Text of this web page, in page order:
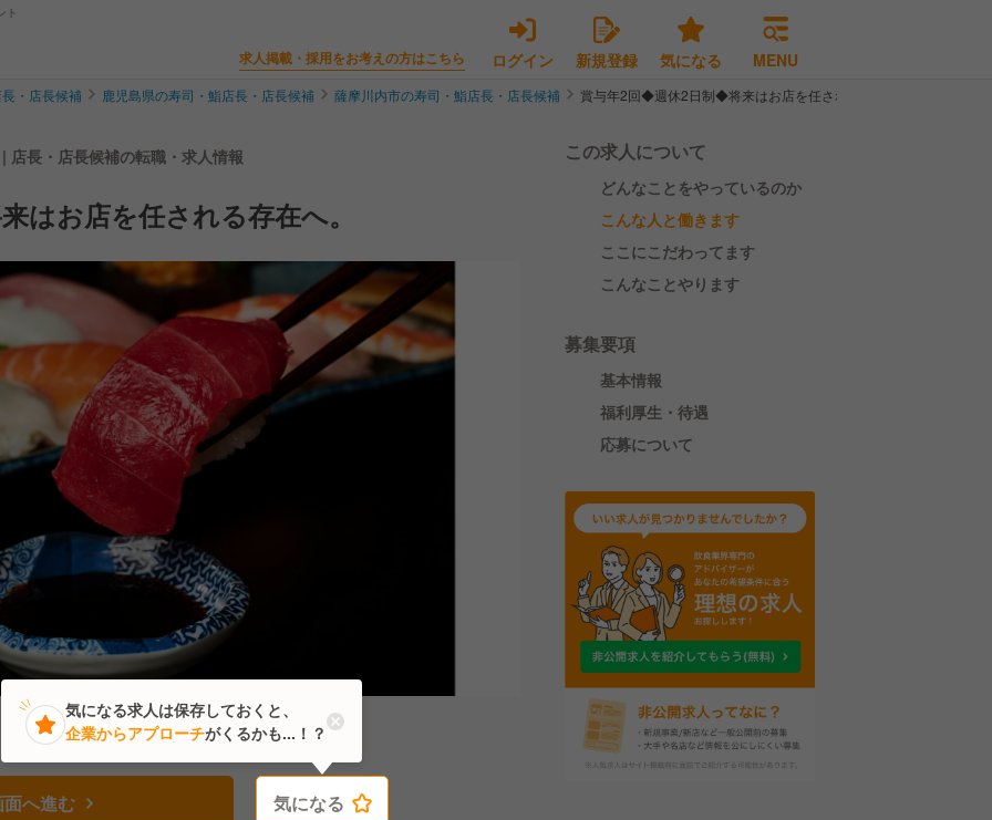
ト
求人掲載・採用をお考えの方はこちら ログイン 新規登録 気になる MENU
・店長候補 鹿児島県の寿司・鮨店長・店長候補 薩摩川内市の寿司・鮨店長・店長候補 賞与年2回◆週休2日制◆将来はお店を任される存在へ。
店長・店長候補の転職・求人情報
お店を任される存在へ。
へ進む 気になる
この求人について
どんなことをやっているのか
こんな人と働きます
ここにこだわってます
こんなことやります
募集要項
基本情報
福利厚生・待遇
応募について
気になる
気になる求人は保存しておくと、
企業からアプローチがくるかも...！？